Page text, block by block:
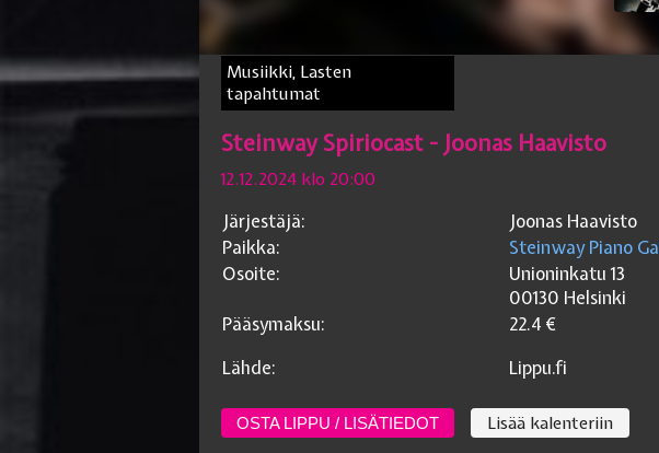
Musiikki, Lasten
tapahtumat
Steinway Spiriocast - Joonas Haavisto
12.12.2024 klo 20:00
Järjestäjä:
Joonas Haavisto
Paikka:
Steinway Piano
Osoite:
Unioninkatu 13
00130 Helsinki
Pääsymaksu:
22.4 €
Lähde:
Lippu.fi
OSTA LIPPU / LISÄTIEDOT Lisää kalenteriin